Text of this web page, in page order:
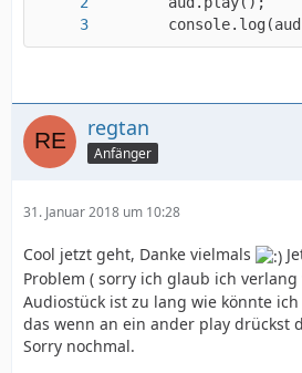
regtan
Anfänger
31. Januar 2018 um 10:28
Cool jetzt geht, Danke vielmals
Problem ( sorry ich glaub ich verlang
Audiostück ist zu lang wie könnte
das wenn an ein ander play drückst
Sorry nochmal.